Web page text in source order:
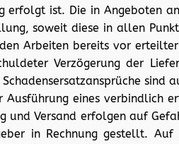
ist. Die in Angeboten
soweit diese in allen
Arbeiten bereits vor
Verzögerung der
sind
eines verbindlich
Versand erfolgen auf
in Rechnung gestellt.